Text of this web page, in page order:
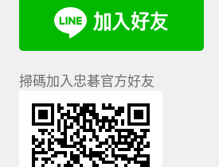
掃碼加入忠碁官方好友